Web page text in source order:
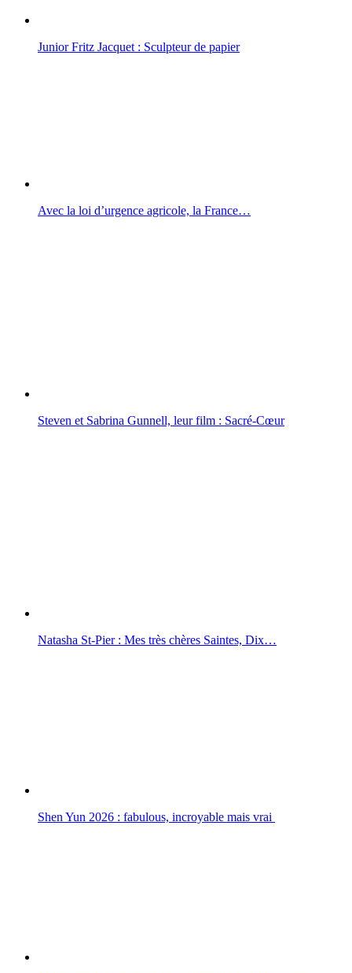
Junior Fritz Jacquet : Sculpteur de papier
Avec la loi d’urgence agricole, la France…
Steven et Sabrina Gunnell, leur film : Sacré-Cœur
Natasha St-Pier : Mes très chères Saintes, Dix…
Shen Yun 2026 : fabulous, incroyable mais vrai